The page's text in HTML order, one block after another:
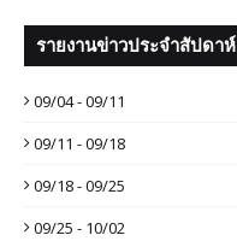
รายงานข่าวประจำสัปดาห์
09/04 - 09/11
09/11 - 09/18
09/18 - 09/25
09/25 - 10/02